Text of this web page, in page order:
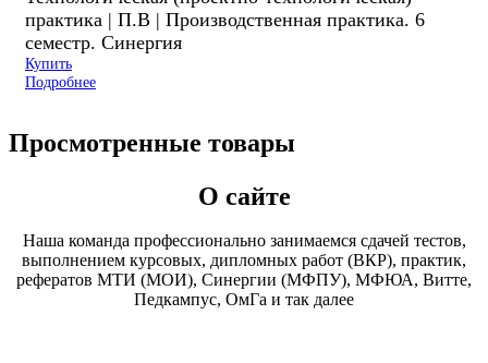
практика | П.В | Производственная практика. 6
семестр. Синергия
Купить
Подробнее
Просмотренные товары
О сайте
Наша команда профессионально занимаемся сдачей тестов,
выполнением курсовых, дипломных работ (ВКР), практик,
рефератов МТИ (МОИ), Синергии (МФПУ), МФЮА, Витте,
Педкампус, ОмГа и так далее